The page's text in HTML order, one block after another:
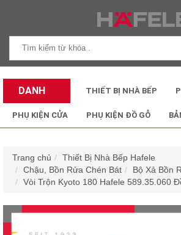
DANH
MỤC SẢN
THIẾT BỊ NHÀ BẾP
PHỤ KIỆN CỬA PHỤ KIỆN ĐỒ GỖ
Trang chủ
Thiết Bị Nhà Bếp Hafele
Chậu, Bồn Rửa Chén Bát
Bộ Xả Bồn
Vòi Trộn Kyoto 180 Hafele 589.35.060